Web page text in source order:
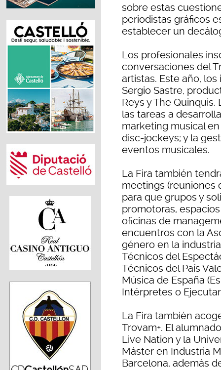
sobre estas
periodistas gráficos
establecer un
Los profesionales
conversaciones del
artistas. Este año,
Sergio Sastre,
Reys y The
las tareas a
marketing musical
disc-jockeys; y la
eventos musicales.
La Fira también
meetings (reuniones
para que grupos y
promotoras,
oficinas de
encuentros con la
género en la
Técnicos del
Técnicos del País
Música de España
Intérpretes o
La Fira también
Trovam+. El
Live Nation y la
Máster en Industria
Barcelona, además